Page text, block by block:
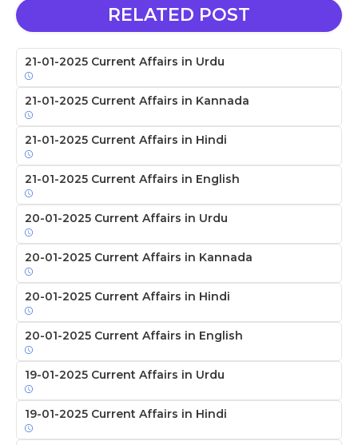
RELATED POST
21-01-2025 Current Affairs in Urdu
21-01-2025 Current Affairs in Kannada
21-01-2025 Current Affairs in Hindi
21-01-2025 Current Affairs in English
20-01-2025 Current Affairs in Urdu
20-01-2025 Current Affairs in Kannada
20-01-2025 Current Affairs in Hindi
20-01-2025 Current Affairs in English
19-01-2025 Current Affairs in Urdu
19-01-2025 Current Affairs in Hindi